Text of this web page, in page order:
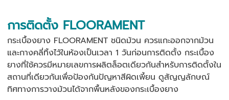
การติดตั้ง FLOORAMENT
กระเบื้องยาง FLOORAMENT ชนิดม้วน ควรแกะออกจากม้วน
และกางคลี่ทิ้งไว้ในห้องเป็นเวลา 1 วันก่อนการติดตั้ง กระเบื้อง
ยางที่ใช้ควรมีหมายเลขการผลิตล็อตเดียวกันสำหรับการติดตั้งใน
สถานที่เดียวกันเพื่อป้องกันปัญหาสีผิดเพี้ยน ดูสัญญลักษณ์
ทิศทางการวางม้วนได้จากพื้นหลังของกระเบื้องยาง